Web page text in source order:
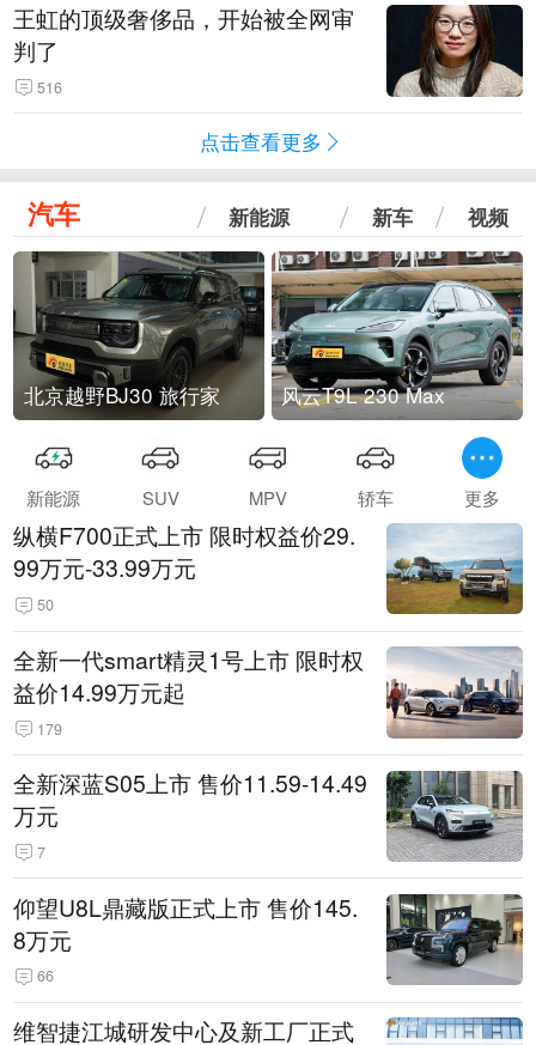
王虹的顶级奢侈品，开始被全网审
判了
516
点击查看更多
汽车 新能源 新车 视频
北京越野BJ30 旅行家 风云T9L 230 Max
新能源 SUV MPV 轿车 更多
纵横F700正式上市 限时权益价29.
99万元-33.99万元
50
全新一代smart精灵1号上市 限时权
益价14.99万元起
179
全新深蓝S05上市 售价11.59-14.49
万元
7
仰望U8L鼎藏版正式上市 售价145.
8万元
66
维智捷江城研发中心及新工厂正式